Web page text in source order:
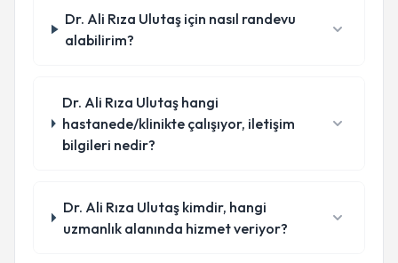
Dr. Ali Rıza Ulutaş için nasıl randevu
alabilirim?
Dr. Ali Rıza Ulutaş hangi
hastanede/klinikte çalışıyor, iletişim
bilgileri nedir?
Dr. Ali Rıza Ulutaş kimdir, hangi
uzmanlık alanında hizmet veriyor?